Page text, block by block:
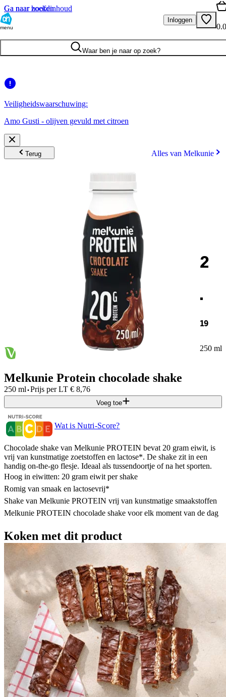
Ga naar hoofdinhoud
Ga naar zoeken
menu
Inloggen
Waar ben je naar op zoek?
Veiligheidswaarschuwing:
Amo Gusti - olijven gevuld met citroen
Terug Alles van Melkunie
2
.
19
250 ml
Melkunie Protein chocolade shake
250 ml·Prijs per LT € 8,76
Voeg toe
Wat is Nutri-Score?
Chocolade shake van Melkunie PROTEIN bevat 20 gram eiwit, is
vrij van kunstmatige zoetstoffen en lactose*. De shake zit in een
handig on-the-go flesje. Ideaal als tussendoortje of na het sporten.
Hoog in eiwitten: 20 gram eiwit per shake
Romig van smaak en lactosevrij*
Shake van Melkunie PROTEIN vrij van kunstmatige smaakstoffen
Melkunie PROTEIN chocolade shake voor elk moment van de dag
Koken met dit product